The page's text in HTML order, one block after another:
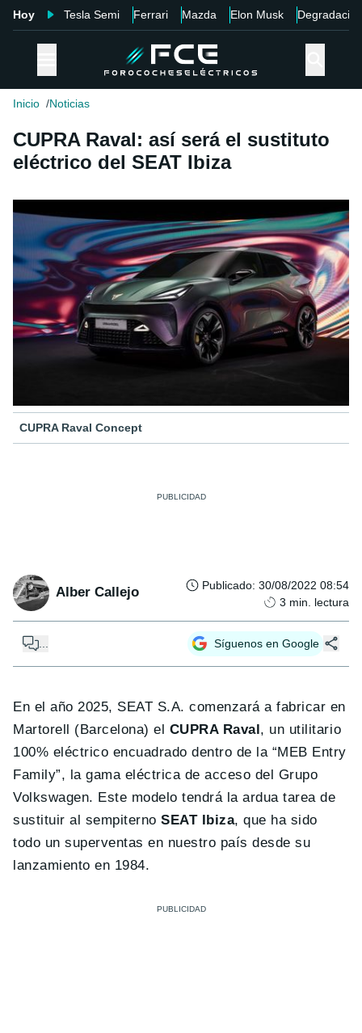
Hoy Tesla Semi Ferrari Mazda Elon Musk Degradación
Inicio Noticias
CUPRA Raval: así será el sustituto
eléctrico del SEAT Ibiza
CUPRA Raval Concept
Alber Callejo Publicado: 30/08/2022 08:54
3 min. lectura
Síguenos en Google
En el año 2025, SEAT S.A. comenzará a fabricar en
Martorell (Barcelona) el CUPRA Raval, un utilitario
100% eléctrico encuadrado dentro de la “MEB Entry
Family”, la gama eléctrica de acceso del Grupo
Volkswagen. Este modelo tendrá la ardua tarea de
sustituir al sempiternoSEAT Ibiza, que ha sido
todo un superventas en nuestro país desde su
lanzamiento en 1984.